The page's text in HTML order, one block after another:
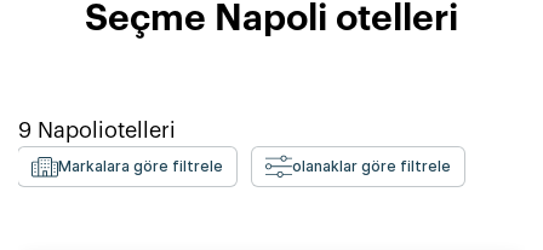
Seçme Napoli otelleri
9 Napoliotelleri
Markalara göre filtrele olanaklar göre filtrele